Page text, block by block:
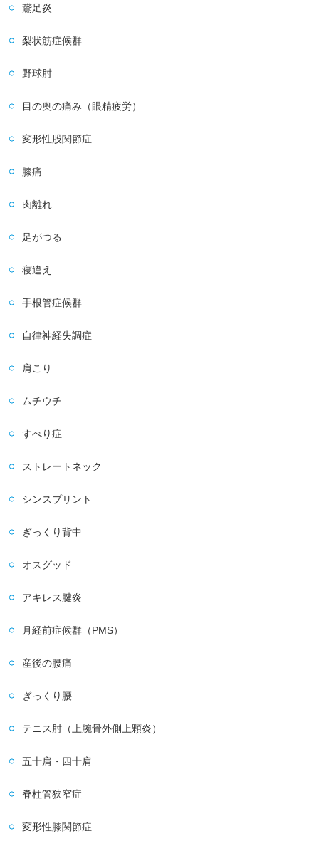
鵞足炎
梨状筋症候群
野球肘
目の奥の痛み（眼精疲労）
変形性股関節症
膝痛
肉離れ
足がつる
寝違え
手根管症候群
自律神経失調症
肩こり
ムチウチ
すべり症
ストレートネック
シンスプリント
ぎっくり背中
オスグッド
アキレス腱炎
月経前症候群（PMS）
産後の腰痛
ぎっくり腰
テニス肘（上腕骨外側上顆炎）
五十肩・四十肩
脊柱管狭窄症
変形性膝関節症